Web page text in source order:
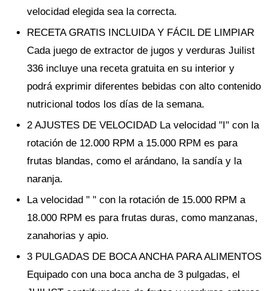
velocidad elegida sea la correcta.
RECETA GRATIS INCLUIDA Y FÁCIL DE LIMPIAR
Cada juego de extractor de jugos y verduras Juilist
336 incluye una receta gratuita en su interior y
podrá exprimir diferentes bebidas con alto contenido
nutricional todos los días de la semana.
2 AJUSTES DE VELOCIDAD La velocidad "I" con la
rotación de 12.000 RPM a 15.000 RPM es para
frutas blandas, como el arándano, la sandía y la
naranja.
La velocidad " " con la rotación de 15.000 RPM a
18.000 RPM es para frutas duras, como manzanas,
zanahorias y apio.
3 PULGADAS DE BOCA ANCHA PARA ALIMENTOS
Equipado con una boca ancha de 3 pulgadas, el